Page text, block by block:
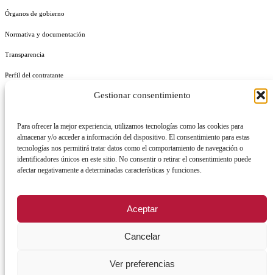
Gestionar consentimiento
Para ofrecer la mejor experiencia, utilizamos tecnologías como las cookies para
almacenar y/o acceder a información del dispositivo. El consentimiento para estas
tecnologías nos permitirá tratar datos como el comportamiento de navegación o
identificadores únicos en este sitio. No consentir o retirar el consentimiento puede
afectar negativamente a determinadas características y funciones.
Aceptar
Cancelar
Ver preferencias
Órganos de gobierno
Normativa y documentación
Transparencia
Perfil del contratante
REGISTRO DE ACTIVIDADES DE TRATAMIENTO